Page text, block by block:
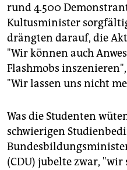
rund 4.500
Kultusminister
drängten darauf, die
"Wir können auch
Flashmobs
"Wir lassen uns nicht
Was die Studenten
schwierigen
(CDU) jubelte zwar,